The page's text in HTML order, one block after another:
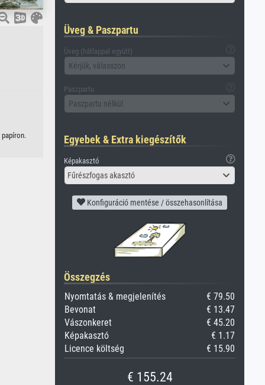
Üveg & Paszpartu
Üveg (hátlappal együtt)
Kérjük, válasszon
Paszpartu
Paszpartu nélkül
Egyebek & Extra kiegészítők
Képakasztó
Fűrészfogas akasztó
Konfiguráció mentése / összehasonlítása
Összegzés
Nyomtatás & megjelenítés
€ 79.50
Bevonat
€ 13.47
Vászonkeret
€ 45.20
Képakasztó
€ 1.17
Licence költség
€ 15.90
€ 155.24